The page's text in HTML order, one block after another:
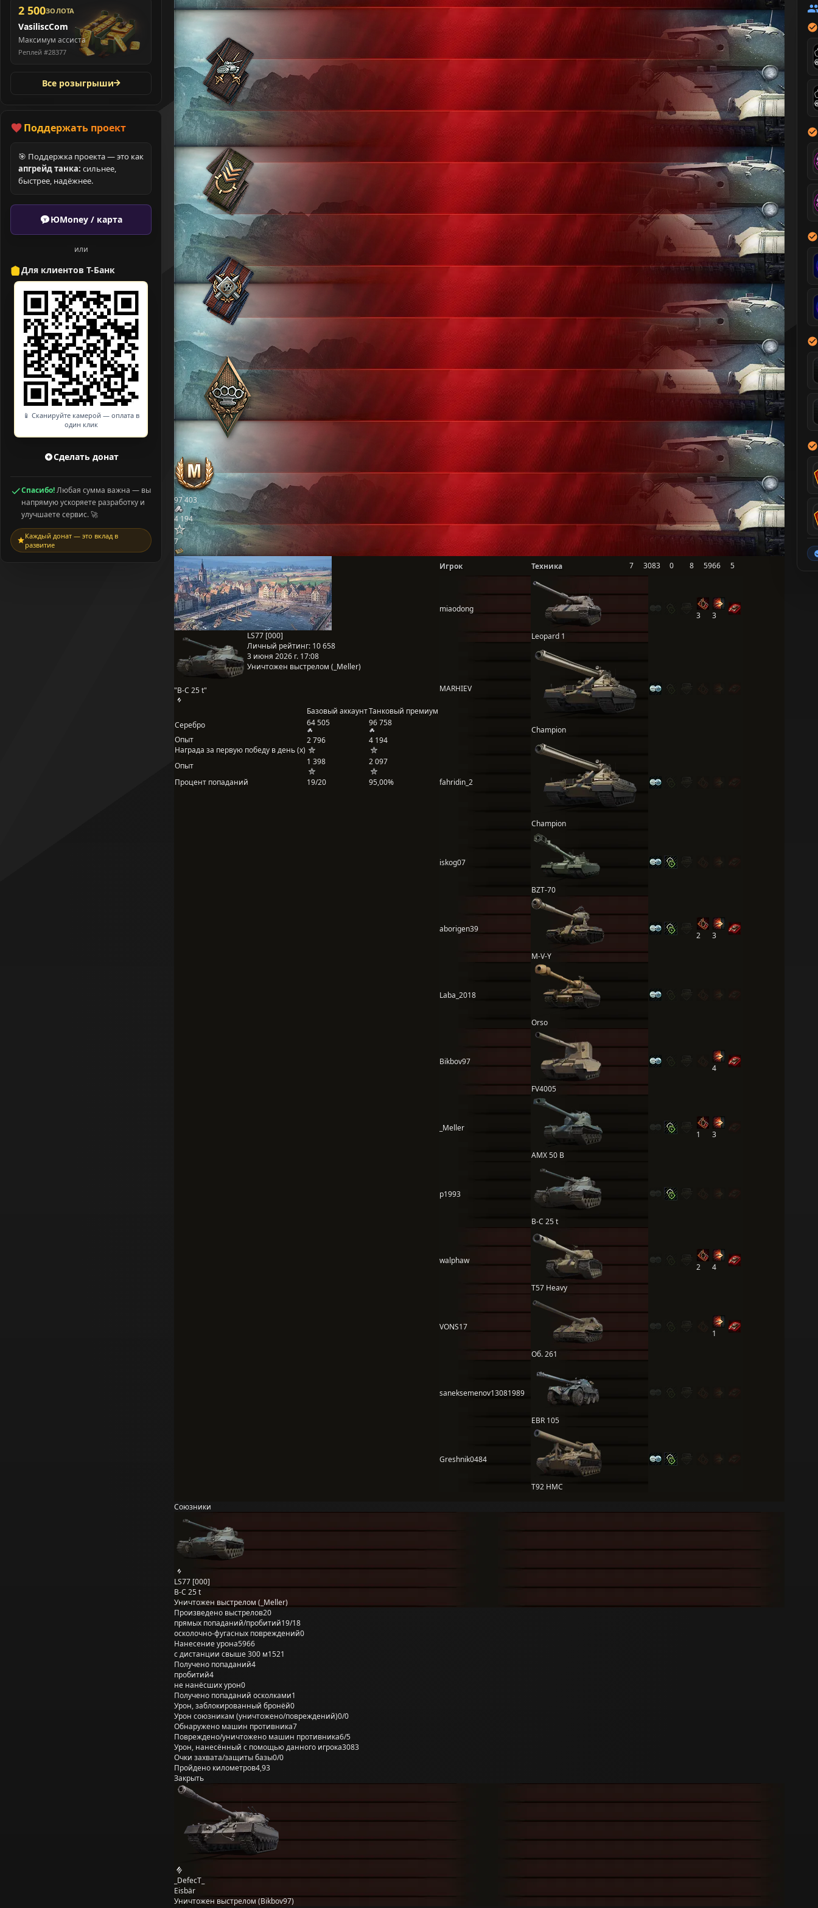
2 500ЗОЛОТА
VasiliscCom
Максимум ассиста
Реплей #28377
Все розыгрыши
Поддержать проект
🎯 Поддержка проекта — это как
апгрейд танка: сильнее,
быстрее, надёжнее.
ЮMoney / карта
или
Для клиентов Т-Банк
📱 Сканируйте камерой — оплата в
один клик
Сделать донат
Спасибо!Любая сумма важна — вы
напрямую ускоряете разработку и
улучшаете сервис. 🚀
Каждый донат — это вклад в
развитие
97 403
4 194
7
"B-C 25 t"
LS77 [000]
Личный рейтинг: 10 658
3 июня 2026 г. 17:08
Уничтожен выстрелом (_Meller)
Базовый аккаунтТанковый премиум
Серебро
64 505
96 758
Опыт
Награда за первую победу в день (x)
2 796 4 194
Опыт 1 398
2 097
Процент попаданий
19/20 95,00%
Игрок Техника 7 3083 0 8 5966 5
miaodong
Leopard 1
3 3
MARHIEV
Champion
fahridin_2
Champion
iskog07
BZT-70
aborigen39
M-V-Y
2 3
Laba_2018
Orso
Bikbov97
FV4005
4
_Meller
AMX 50 B
1 3
p1993
B-C 25 t
walphaw
T57 Heavy
2 4
VONS17
Об. 261
1
saneksemenov13081989
EBR 105
Greshnik0484
T92 HMC
Союзники
LS77 [000]
B-C 25 t
Уничтожен выстрелом (_Meller)
Произведено выстрелов20
прямых попаданий/пробитий19/18
осколочно-фугасных повреждений0
Нанесение урона5966
с дистанции свыше 300 м1521
Получено попаданий4
пробитий4
не нанёсших урон0
Получено попаданий осколками1
Урон, заблокированный бронёй0
Урон союзникам (уничтожено/повреждений)0/0
Обнаружено машин противника7
Повреждено/уничтожено машин противника6/5
Урон, нанесённый с помощью данного игрока3083
Очки захвата/защиты базы0/0
Пройдено километров4,93
Закрыть
_DefecT_
Eisbär
Уничтожен выстрелом (Bikbov97)